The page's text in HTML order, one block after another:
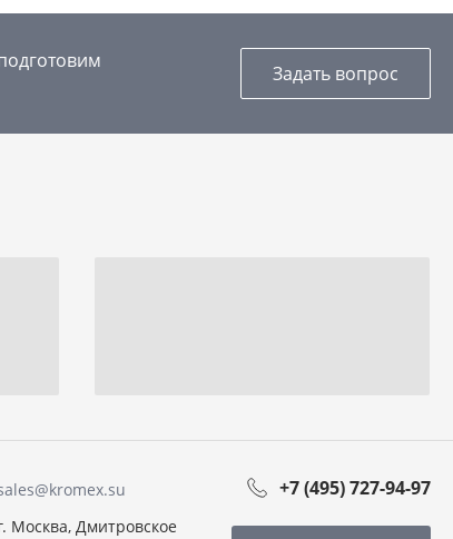
Задать вопрос
+7 (495) 727-94-97
Москва, Дмитровское